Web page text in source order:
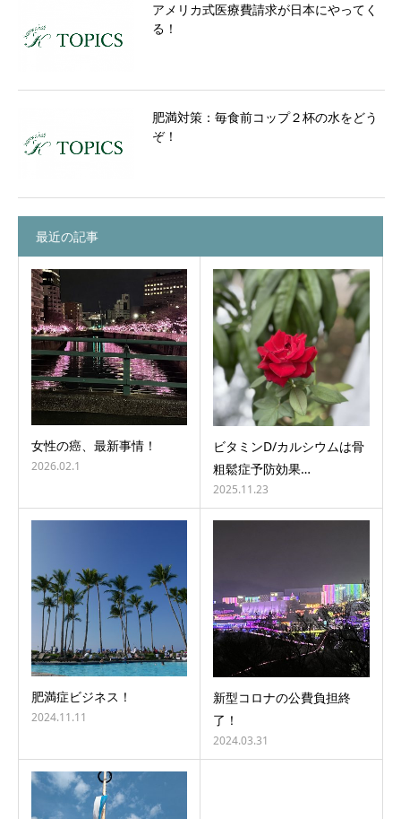
アメリカ式医療費請求が日本にやってく
る！
肥満対策：毎食前コップ２杯の水をどう
ぞ！
最近の記事
女性の癌、最新事情！
2026.02.1
ビタミンD/カルシウムは骨
粗鬆症予防効果…
2025.11.23
肥満症ビジネス！
2024.11.11
新型コロナの公費負担終
了！
2024.03.31